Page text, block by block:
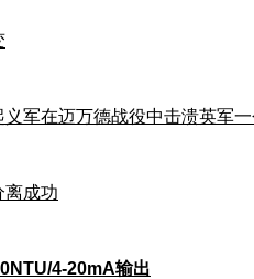
义军在迈万德战役中击溃英军
离成功
4-20mA输出